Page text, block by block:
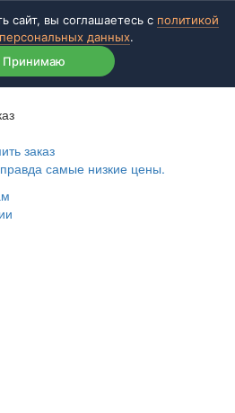
сайт, вы соглашаетесь с политикой
данных.
Принимаю
заказ
самые низкие цены.